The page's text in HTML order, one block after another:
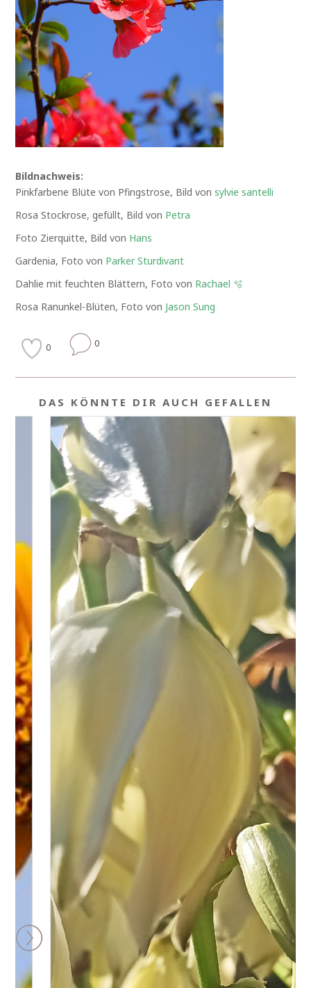
Bildnachweis:
Pinkfarbene Blüte von Pfingstrose, Bild vonsylvie santelli
Rosa Stockrose, gefüllt, Bild von Petra
Foto Zierquitte, Bild von Hans
Gardenia, Foto von Parker Sturdivant
Dahlie mit feuchten Blättern, Foto von Rachael 🫧
Rosa Ranunkel-Blüten, Foto von Jason Sung
0 0
DAS KÖNNTE DIR AUCH GEFALLEN